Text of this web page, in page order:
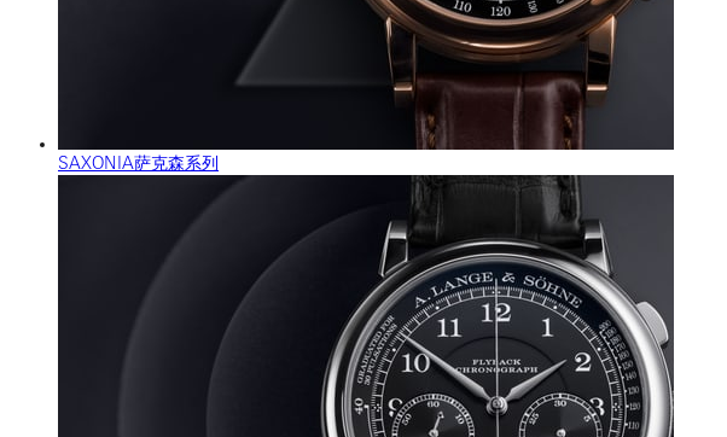
SAXONIA萨克森系列